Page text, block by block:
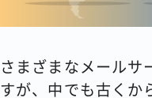
さまざまなメールサ
すが、中でも古くか